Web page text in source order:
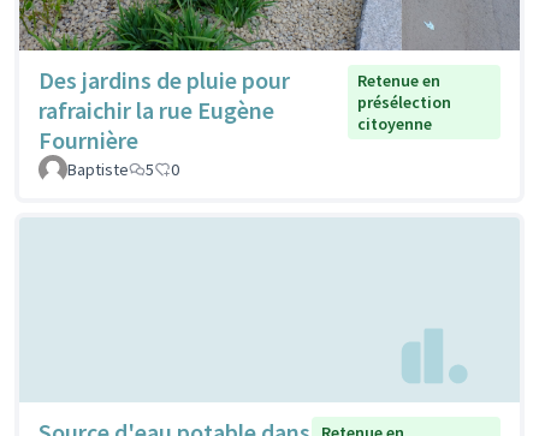
Des jardins de pluie pour
rafraichir la rue Eugène
Fournière
Retenue en
présélection
citoyenne
Baptiste 5 0